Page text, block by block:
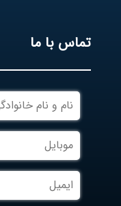
تماس با ما